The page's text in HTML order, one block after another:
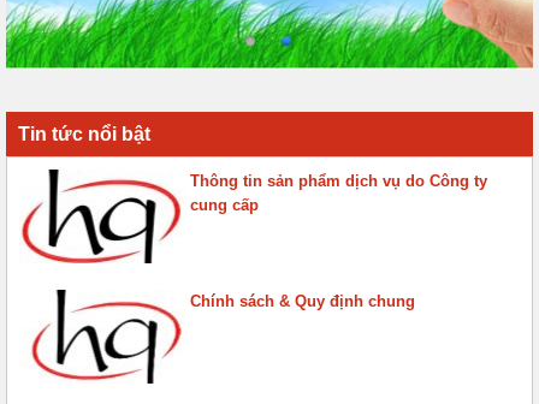
Tin tức nổi bật
Thông tin sản phẩm dịch vụ do Công ty
cung cấp
Chính sách & Quy định chung